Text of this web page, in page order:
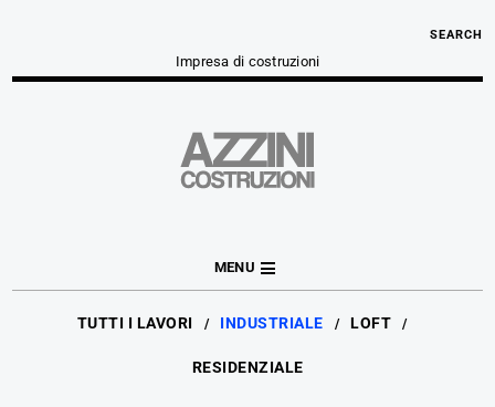
Impresa di costruzioni
SEARCH
MENU
TUTTI I LAVORI INDUSTRIALE LOFT
RESIDENZIALE